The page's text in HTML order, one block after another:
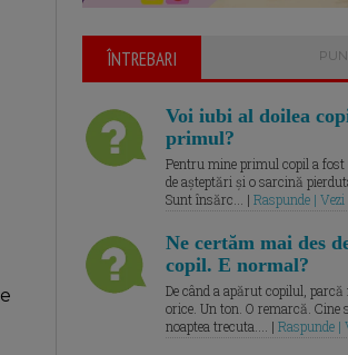
ÎNTREBARI
Voi iubi al doilea
primul?
Pentru mine primul copil a
de așteptări și o sarcină
Sunt însărc... | Raspunde |
Ne certăm mai des
copil. E normal?
De când a apărut copilul, parcă
orice. Un ton. O remarcă. Cine
noaptea trecuta.... | Raspunde |